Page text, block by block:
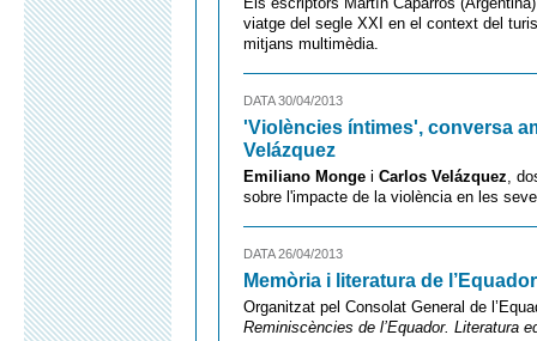
viatge del segle XXI en el context del
mitjans multimèdia.
DATA 30/04/2013
'Violències íntimes', conversa
Velázquez
Emiliano Monge i Carlos Velázquez,
sobre l'impacte de la violència en les
DATA 26/04/2013
Memòria i literatura de l’Equador
Organitzat pel Consolat General de
Reminiscències de l’Equador. Literatura